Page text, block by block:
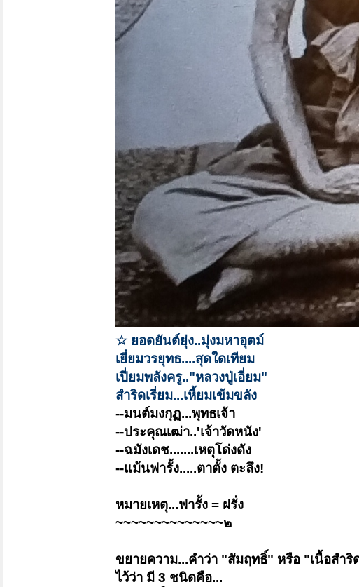
☆ ยอดยันต์ยุ่ง..มุ่งมหาอุตม์
เยี่ยมวรยุทธ....สุดใดเทียม
เปี่ยมพลังครู.."หลวงปู่เอี่ยม"
สำริดเรี่ยม...เหี้ยมเข้มขลัง
--มนต์มงกุฏ...พุทธเจ้า
--ประคุณเฒ่า..'เจ้าวัดหนัง'
--ฉมังเดช.......เหตุโด่งดัง
--แม้นฟารั้ง.....ตาตั้ง ตะลึง!
หมายเหตุ...ฟารั้ง = ฝรั่ง
~~~~~~~~~~~~~~๒
ขยายความ...คำว่า "สัมฤทธิ์" หรือ "เนื้อสำ
ไว้ว่า มี 3 ชนิดคือ...